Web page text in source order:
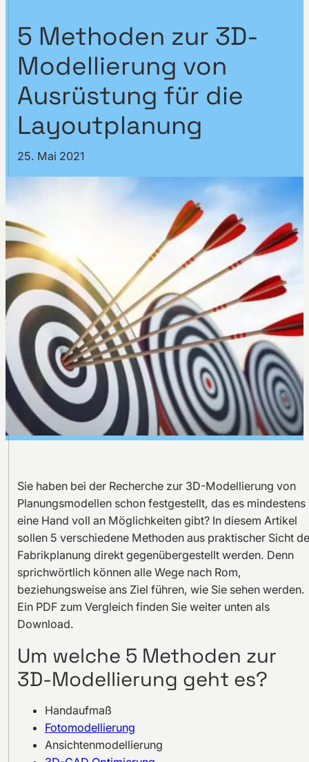
5 Methoden zur 3D-
Modellierung von
Ausrüstung für die
Layoutplanung
25. Mai 2021
Sie haben bei der Recherche zur 3D-Modellierung von
Planungsmodellen schon festgestellt, das es mindestens
eine Hand voll an Möglichkeiten gibt? In diesem Artikel
sollen 5 verschiedene Methoden aus praktischer Sicht
Fabrikplanung direkt gegenübergestellt werden. Denn
sprichwörtlich können alle Wege nach Rom,
beziehungsweise ans Ziel führen, wie Sie sehen werden.
Ein PDF zum Vergleich finden Sie weiter unten als
Download.
Um welche 5 Methoden zur
3D-Modellierung geht es?
Handaufmaß
Fotomodellierung
Ansichtenmodellierung